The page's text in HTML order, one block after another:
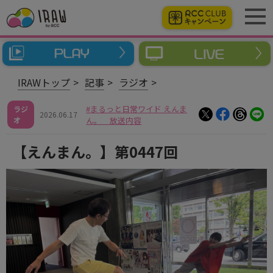
IRAWトップ 記事 ラジオ
ラジ
オ
2026.06.17
まるっと日常ワイド えんま
ん。 放送内容
【えんまん。】第0447回